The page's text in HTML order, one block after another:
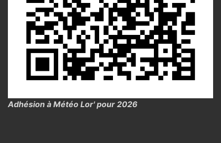
Adhésion à Météo Lor' pour 2026